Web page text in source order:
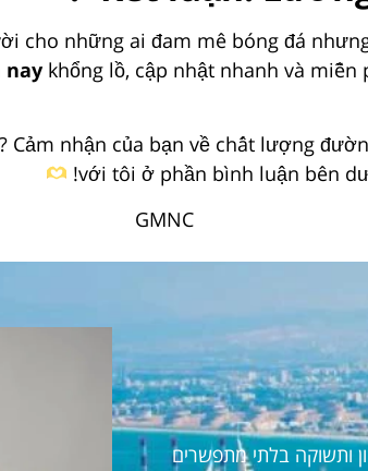
cho những ai đam mê bóng đá
nay khổng lồ, cập nhật nhanh và
nhận của bạn về chất lượng
với tôi ở phần bình luận bên
ותשוקה בלתי מתפשרים